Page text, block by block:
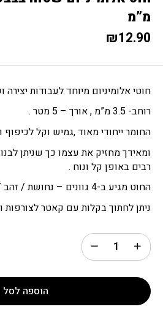
מ”מ
₪12.90
חוטי אלומיניום מיוחד לעבודות יצירה
רוחב- 3.5 מ”מ , אורך – 5 מטר .
החומר ייחודי מאוד ,גמיש וקל לכיפוף
ומאידך מחזיק את עצמו כך שניתן
רבים באופן קל ונוח .
החוט מגיע ב-4 גוונים – נחושת / זהב / כסף / שחור
ניתן לחתוך בקלות עם קאטר לצורפות
הוספה לסל